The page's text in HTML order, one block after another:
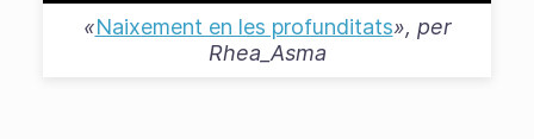
«Naixement en les profunditats», per
Rhea_Asma